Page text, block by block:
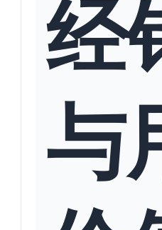
经
与